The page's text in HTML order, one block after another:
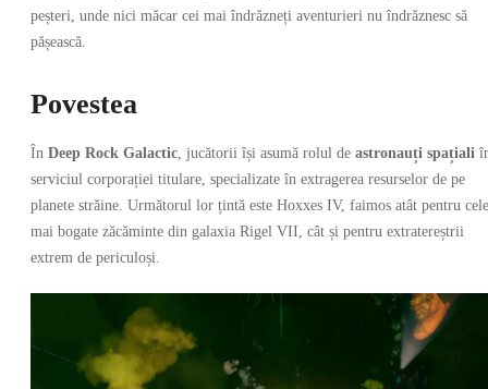
peșteri, unde nici măcar cei mai îndrăzneți aventurieri nu îndrăznesc să
pășească.
Povestea
În Deep Rock Galactic, jucătorii își asumă rolul de astronauți spațiali
serviciul corporației titulare, specializate în extragerea resurselor de pe
planete străine. Următorul lor țintă este Hoxxes IV, faimos atât pentru cele
mai bogate zăcăminte din galaxia Rigel VII, cât și pentru extratereștrii
extrem de periculoși.